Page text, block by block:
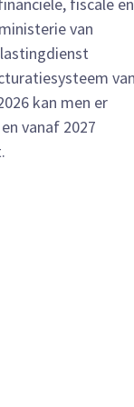
van
kan men er
vanaf 2027